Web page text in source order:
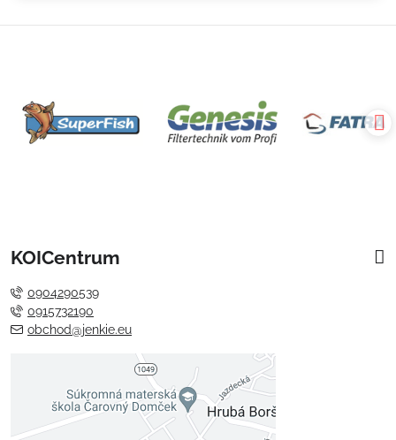
KOICentrum
0904290539
0915732190
obchod@jenkie.eu
Externý obsah je blokovaný
Voľbami súkromia